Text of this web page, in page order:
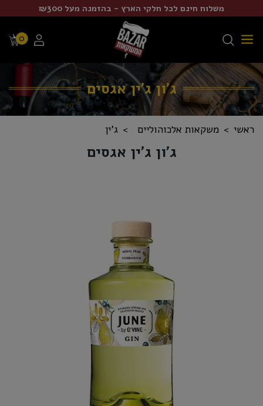
משלוח חינם לכל חלקי הארץ - בהזמנה מעל ₪300
0
ג'ון ג'ין אגסים
ראשי משקאות אלכוהוליים ג'ין
ג'ון ג'ין אגסים